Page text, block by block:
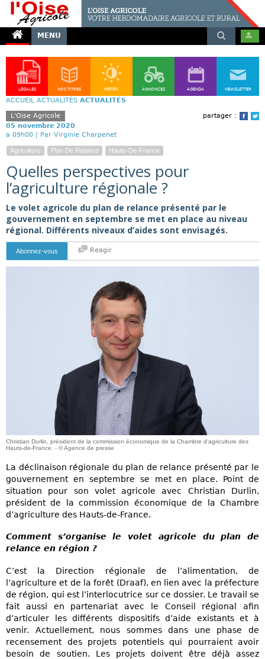
MENU
LÉGALES NOS TITRES MÉTÉO ANNONCES AGENDA NEWSLETTER
ACCUEIL ACTUALITÉS ACTUALITÉS
partager :
L'Oise Agricole
05 novembre 2020
a 09h00 | Par Virginie Charpenet
Agriculture Plan De Relance Hauts-De-France
Quelles perspectives pour
l’agriculture régionale ?
Le volet agricole du plan de relance présenté par le
gouvernement en septembre se met en place au niveau
régional. Différents niveaux d’aides sont envisagés.
Abonnez-vous Reagir
Christian Durlin, président de la commission économique de la Chambre d’agriculture des
Hauts-de-France. - © Agence de presse
La déclinaison régionale du plan de relance présenté par le
gouvernement en septembre se met en place. Point de
situation pour son volet agricole avec Christian Durlin,
président de la commission économique de la Chambre
d’agriculture des Hauts-de-France.
Comment s’organise le volet agricole du plan de
relance en région ?
C’est la Direction régionale de l’alimentation, de
l’agriculture et de la forêt (Draaf), en lien avec la préfecture
de région, qui est l’interlocutrice sur ce dossier. Le travail se
fait aussi en partenariat avec le Conseil régional afin
d’articuler les différents dispositifs d’aide existants et à
venir. Actuellement, nous sommes dans une phase de
recensement des projets potentiels qui pourraient avoir
besoin de soutien. Les projets doivent être déjà assez